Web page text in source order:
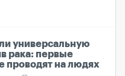
универсальную
рака: первые
проводят на людях